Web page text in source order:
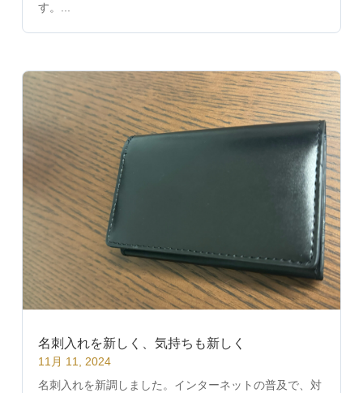
す。...
名刺入れを新しく、気持ちも新しく
11月 11, 2024
名刺入れを新調しました。インターネットの普及で、対